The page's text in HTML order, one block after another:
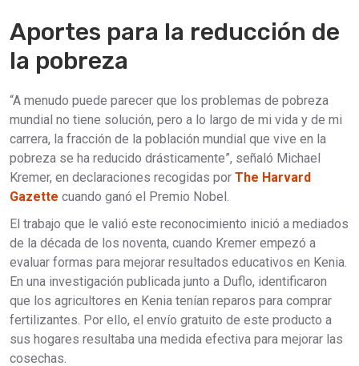
Aportes para la reducción de
la pobreza
“A menudo puede parecer que los problemas de pobreza
mundial no tiene solución, pero a lo largo de mi vida y de mi
carrera, la fracción de la población mundial que vive en la
pobreza se ha reducido drásticamente”, señaló Michael
Kremer, en declaraciones recogidas por The Harvard
Gazette cuando ganó el Premio Nobel.
El trabajo que le valió este reconocimiento inició a mediados
de la década de los noventa, cuando Kremer empezó a
evaluar formas para mejorar resultados educativos en Kenia.
En una investigación publicada junto a Duflo, identificaron
que los agricultores en Kenia tenían reparos para comprar
fertilizantes. Por ello, el envío gratuito de este producto a
sus hogares resultaba una medida efectiva para mejorar las
cosechas.